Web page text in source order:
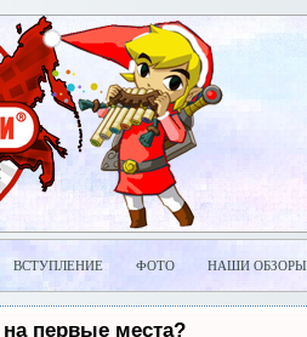
ВСТУПЛЕНИЕ ФОТО НАШИ ОБЗОРЫ
на первые места?